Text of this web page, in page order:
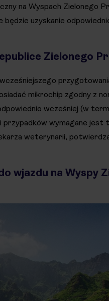
na Wyspach Zielonego
uzyskanie
Zielonego
mikrochip zgodny z
wcześniej (w
wymagane jest
weterynarii,
wjazdu na Wyspy